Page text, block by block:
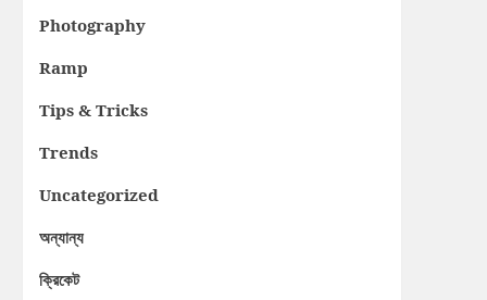
Photography
Ramp
Tips & Tricks
Trends
Uncategorized
অন্যান্য
ক্রিকেট